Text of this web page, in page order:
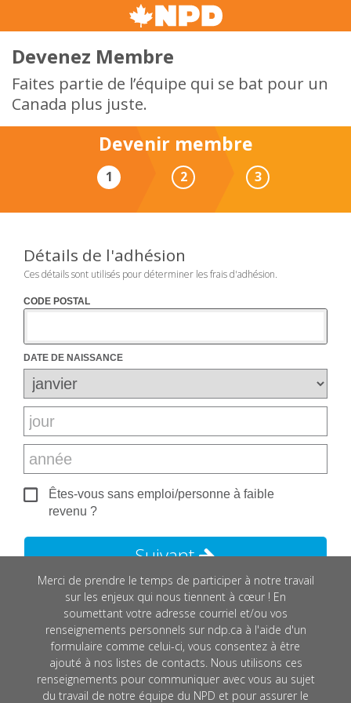
Devenez Membre
Faites partie de l’équipe qui se bat pour un
Canada plus juste.
Devenir membre
1 2 3
Détails de l'adhésion
Ces détails sont utilisés pour déterminer les frais d'adhésion.
CODE POSTAL
DATE DE NAISSANCE
Êtes-vous sans emploi/personne à faible
revenu ?
Suivant
Choisissez un montant
5 $ 25 $ 50 $
100 $
1000 $ Autre montant $
Je souhaite faire un don équivalent chaque mois.
Continuer
Merci de prendre le temps de participer à notre travail
sur les enjeux qui nous tiennent à cœur ! En
soumettant votre adresse courriel et/ou vos
renseignements personnels sur ndp.ca à l'aide d'un
formulaire comme celui-ci, vous consentez à être
ajouté à nos listes de contacts. Nous utilisons ces
renseignements pour communiquer avec vous au sujet
du travail de notre équipe du NPD et pour assurer le